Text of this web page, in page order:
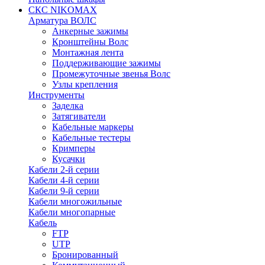
СКС NIKOMAX
Арматура ВОЛС
Анкерные зажимы
Кронштейны Волс
Монтажная лента
Поддерживающие зажимы
Промежуточные звенья Волс
Узлы крепления
Инструменты
Заделка
Затягиватели
Кабельные маркеры
Кабельные тестеры
Кримперы
Кусачки
Кабели 2-й серии
Кабели 4-й серии
Кабели 9-й серии
Кабели многожильные
Кабели многопарные
Кабель
FTP
UTP
Бронированный